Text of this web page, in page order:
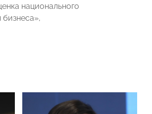
национального